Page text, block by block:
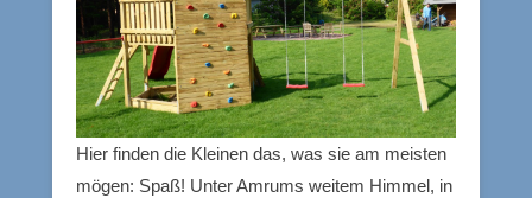
Hier finden die Kleinen das, was sie am meisten
mögen: Spaß! Unter Amrums weitem Himmel, in